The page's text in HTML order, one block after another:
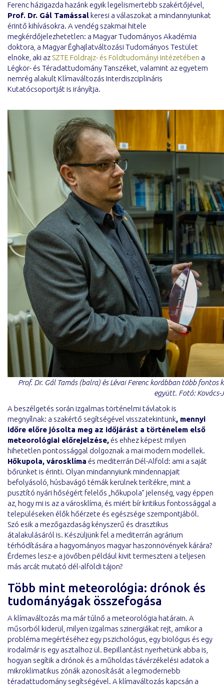
Ferenc házigazda hazánk egyik legelismertebb szakértőjével,
Prof. Dr. Gál Tamással keresi a válaszokat a mindannyiunkat
érintő kihívásokra. A vendég szakmai hitele
megkérdőjelezhetetlen: a Magyar Tudományos Akadémia
doktora, a Magyar Éghajlatváltozási Tudományos Testület
elnöke, aki az SZTE Földrajz- és Földtudományi Intézetében a
Légkör- és Téradattudomány Tanszéket, valamint az egyetem
nemrég alakult Klímaváltozás Interdiszciplináris
Kutatócsoportját is irányítja.
Prof. Dr. Gál Tamás (balra) és Lévai Ferenc korábban több
együtt. Fotó: Kovács-
A beszélgetés során izgalmas történelmi távlatok is
megnyílnak: a szakértő segítségével visszatekintünk, mennyi
időre előre jósolta meg az időjárást a történelem első
meteorológiai előrejelzése, és ehhez képest milyen
hihetetlen pontossággal dolgoznak a mai modern modellek.
Hőkupola, városklíma és mediterrán Dél-Alföld: ami a saját
bőrünket is érinti. Olyan mindannyiunk mindennapjait
befolyásoló, húsbavágó témák kerülnek terítékre, mint a
pusztító nyári hőségért felelős „hőkupola” jelenség, vagy éppen
az, hogy mi is az a városklíma, és miért bír kritikus fontossággal a
településeken élők hőérzete és egészsége szempontjából.
Szó esik a mezőgazdaság kényszerű és drasztikus
átalakulásáról is. Készüljünk fel a mediterrán agrárium
térhódítására a hagyományos magyar haszonnövények kárára?
Érdemes lesz-e a jövőben például kivit termeszteni a teljesen
más arcát mutató dél-alföldi tájon?
Több mint meteorológia: drónok és
tudományágak összefogása
A klímaváltozás ma már túlnő a meteorológia határain. A
műsorból kiderül, milyen izgalmas szinergiákat rejt, amikor a
probléma megértéséhez egy pszichológus, egy biológus és egy
irodalmár is egy asztalhoz ül. Bepillantást nyerhetünk abba is,
hogyan segítik a drónok és a műholdas távérzékelési adatok a
mikroklimatikus zónák azonosítását a legmodernebb
téradattudomány segítségével. A klímaváltozás kapcsán a